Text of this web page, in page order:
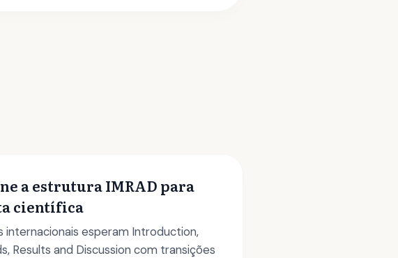
a estrutura IMRAD para
científica
internacionais esperam Introduction,
Results and Discussion com transições